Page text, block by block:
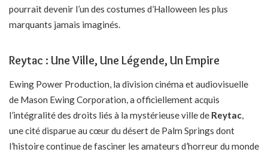
pourrait devenir l’un des costumes d’Halloween les plus
marquants jamais imaginés.
Reytac : Une Ville, Une Légende, Un Empire
Ewing Power Production, la division cinéma et audiovisuelle
de Mason Ewing Corporation, a officiellement acquis
l’intégralité des droits liés à la mystérieuse ville de Reytac,
une cité disparue au cœur du désert de Palm Springs dont
l’histoire continue de fasciner les amateurs d’horreur du monde